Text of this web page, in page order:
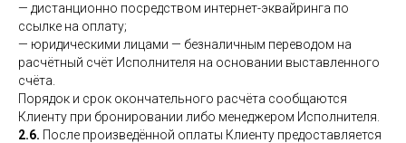
— дистанционно посредством интернет-эквайринга по
ссылке на оплату;
— юридическими лицами — безналичным переводом на
расчётный счёт Исполнителя на основании выставленного
счёта.
Порядок и срок окончательного расчёта сообщаются
Клиенту при бронировании либо менеджером Исполнителя.
2.6. После произведённой оплаты Клиенту предоставляется